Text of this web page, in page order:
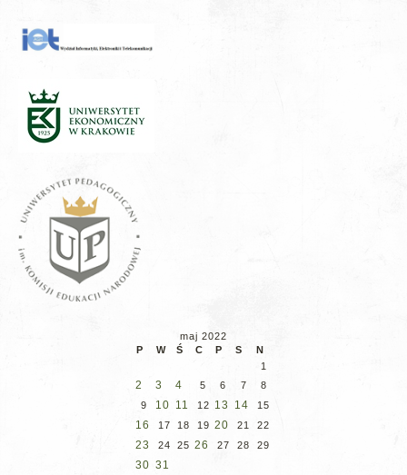
maj 2022
P
W Ś C P S
N
1
2 3 4 5 6 7
8
9
10 11 12 13 14 15
16 17 18 19 20 21 22
23 24 25 26 27 28 29
30 31